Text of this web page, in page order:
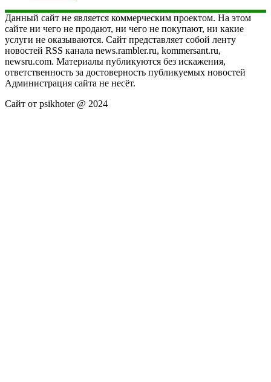
Данный сайт не является коммерческим проектом. На этом
сайте ни чего не продают, ни чего не покупают, ни какие
услуги не оказываются. Сайт представляет собой ленту
новостей RSS канала news.rambler.ru, kommersant.ru,
newsru.com. Материалы публикуются без искажения,
ответственность за достоверность публикуемых новостей
Администрация сайта не несёт.
Сайт от psikhoter @ 2024